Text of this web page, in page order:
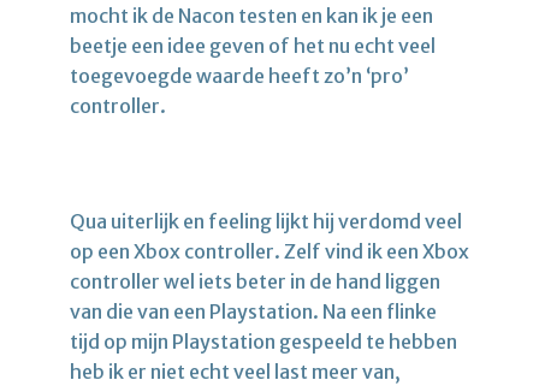
mocht ik de Nacon testen en kan ik je een
beetje een idee geven of het nu echt veel
toegevoegde waarde heeft zo’n ‘pro’
controller.
Qua uiterlijk en feeling lijkt hij verdomd veel
op een Xbox controller. Zelf vind ik een Xbox
controller wel iets beter in de hand liggen
van die van een Playstation. Na een flinke
tijd op mijn Playstation gespeeld te hebben
heb ik er niet echt veel last meer van,